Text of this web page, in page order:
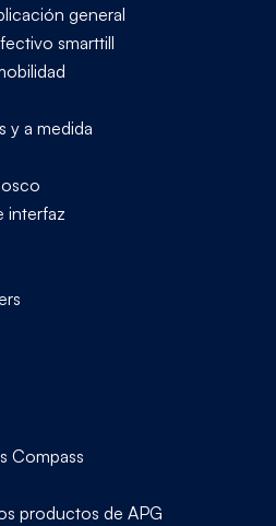
general
smarttill
y a medida
interfaz
Compass
productos de APG